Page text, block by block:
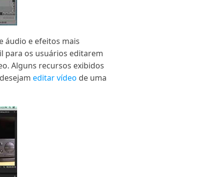
áudio e efeitos mais
para os usuários editarem
Alguns recursos exibidos
editar vídeo de uma